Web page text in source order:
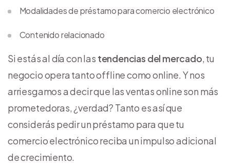
Si estás al día con las tendencias del mercado, tu
negocio opera tanto offline como online. Y nos
arriesgamos a decir que las ventas online son más
prometedoras, ¿verdad? Tanto es así que
considerás pedir un préstamo para que tu
comercio electrónico reciba un impulso adicional
de crecimiento.
Modalidades de préstamo para comercio electrónico
Contenido relacionado